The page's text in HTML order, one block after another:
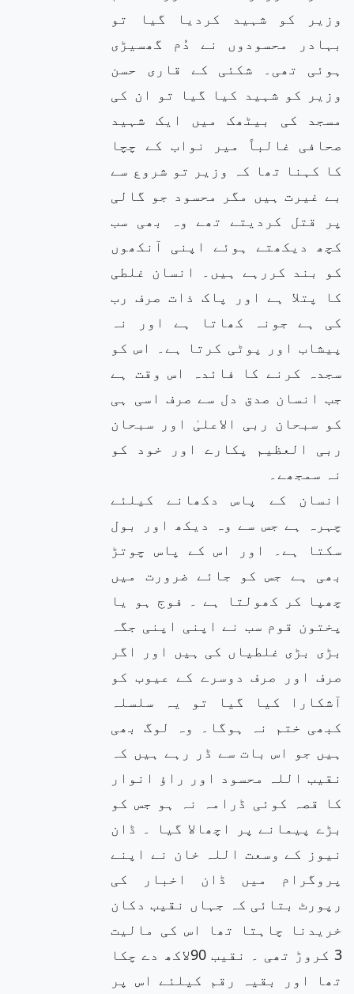
وزیر کو شہید کردیا گیا تو
بہادر محسودوں نے دُم گھسیڑی
ہوئی تھی۔ شکئی کے قاری حسن
وزیر کو شہید کیا گیا تو ان کی
مسجد کی بیٹھک میں ایک شہید
صحافی غالباً میر نواب کے چچا
کا کہنا تھا کہ وزیر تو شروع سے
بے غیرت ہیں مگر محسود جو گالی
پر قتل کردیتے تھے وہ بھی سب
کچھ دیکھتے ہوئے اپنی آنکھوں
کو بند کررہے ہیں۔ انسان غلطی
کا پتلا ہے اور پاک ذات صرف رب
کی ہے جونہ کھاتا ہے اور نہ
پیشاب اور پوٹی کرتا ہے۔ اس کو
سجدہ کرنے کا فائدہ اس وقت ہے
جب انسان صدق دل سے صرف اسی ہی
کو سبحان ربی الاعلیٰ اور سبحان
ربی العظیم پکارے اور خود کو
نہ سمجھے۔
انسان کے پاس دکھانے کیلئے
چہرہ ہے جس سے وہ دیکھ اور بول
سکتا ہے۔ اور اس کے پاس چوتڑ
بھی ہے جس کو جائے ضرورت میں
چھپا کر کھولتا ہے ۔ فوج ہو یا
پختون قوم سب نے اپنی اپنی جگہ
بڑی بڑی غلطیاں کی ہیں اور اگر
صرف اور صرف دوسرے کے عیوب کو
آشکارا کیا گیا تو یہ سلسلہ
کبھی ختم نہ ہوگا۔ وہ لوگ بھی
ہیں جو اس بات سے ڈر رہے ہیں کہ
نقیب اللہ محسود اور راؤ انوار
کا قصہ کوئی ڈرامہ نہ ہو جس کو
بڑے پیمانے پر اچھالا گیا ۔ ڈان
نیوز کے وسعت اللہ خان نے اپنے
پروگرام میں ڈان اخبار کی
رپورٹ بتائی کہ جہاں نقیب دکان
خریدنا چاہتا تھا اس کی مالیت
3 کروڑ تھی ۔ نقیب 90لاکھ دے چکا
تھا اور بقیہ رقم کیلئے اس پر